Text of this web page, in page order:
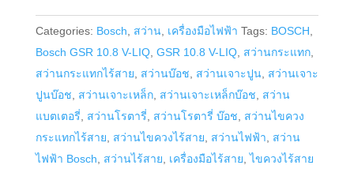
สาย
Bosch
รุ่น
GSR
10.8
V-
LIQ
quantity
Categories: Bosch, สว่าน, เครื่องมือไฟฟ้า Tags: BOSCH,
Bosch GSR 10.8 V-LIQ, GSR 10.8 V-LIQ, สว่านกระแทก,
สว่านกระแทกไร้สาย, สว่านบ๊อช, สว่านเจาะปูน, สว่านเจาะ
ปูนบ๊อช, สว่านเจาะเหล็ก, สว่านเจาะเหล็กบ๊อช, สว่าน
แบตเตอรี่, สว่านโรตารี่, สว่านโรตารี่ บ๊อช, สว่านไขควง
กระแทกไร้สาย, สว่านไขควงไร้สาย, สว่านไฟฟ้า, สว่าน
ไฟฟ้า Bosch, สว่านไร้สาย, เครื่องมือไร้สาย,ไขควงไร้สาย